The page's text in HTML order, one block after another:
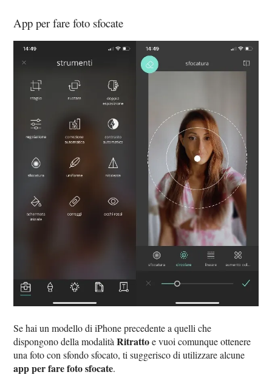
App per fare foto sfocate
Se hai un modello di iPhone precedente a quelli che
dispongono della modalitàRitrattoe vuoi comunque ottenere
una foto con sfondo sfocato, ti suggerisco di utilizzare alcune
app per fare foto sfocate.